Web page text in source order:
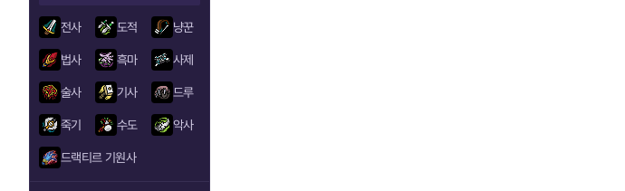
전사 도적 냥꾼
법사 흑마 사제
술사 기사 드루
죽기 수도 악사
드랙티르 기원사